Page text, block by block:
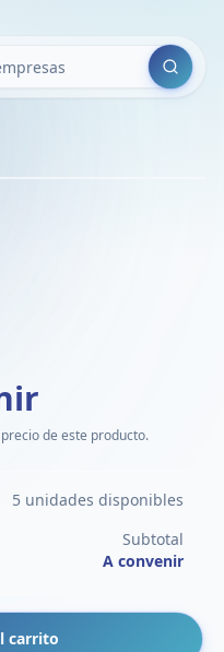
Buscar
de este producto.
5 unidades disponibles
Subtotal
A convenir
carrito